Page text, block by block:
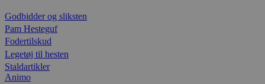
Godbidder og sliksten
Pam Hesteguf
Fodertilskud
Legetøj til hesten
Staldartikler
Animo